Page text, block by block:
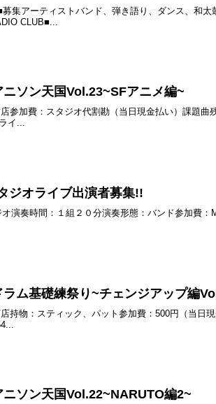
集アーティストバンド、弾き語り、ダンス、和
CLUB■...
ニソン天国Vol.23~SFアニメ編~
加費：スタジオ代割勘（当日現金払い）課題曲
イ...
ジオライブ出演者募集!!
奏時間：１組２０分演奏形態：バンド参加費：
ム基礎練祭り~チェンジアップ編
物：スティック、パット参加費：500円（当日
ニソン天国Vol.22~NARUTO編2~